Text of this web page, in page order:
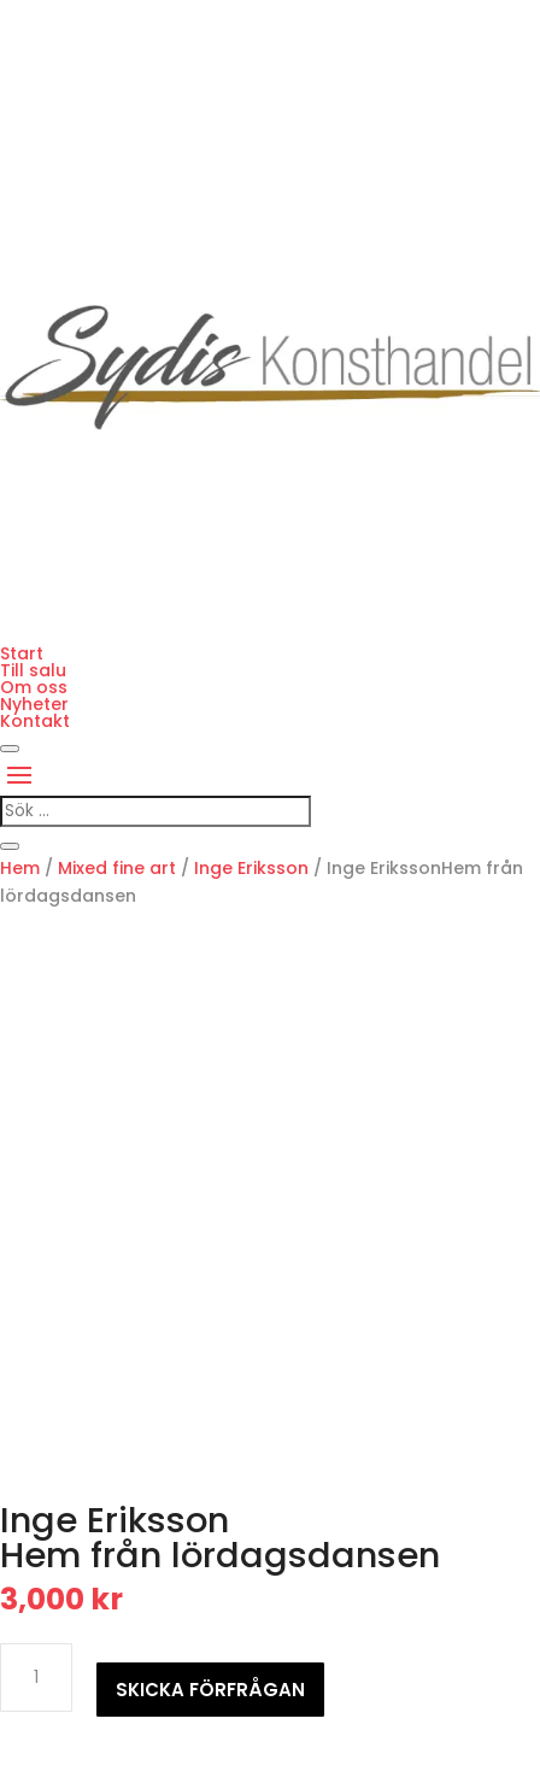
Start
Till salu
Om oss
Nyheter
Kontakt
Hem / Mixed fine art / Inge Eriksson / Inge ErikssonHem från
lördagsdansen
Inge Eriksson
Hem från lördagsdansen
3,000 kr
ErikssonHem
från
SKICKA FÖRFRÅGAN